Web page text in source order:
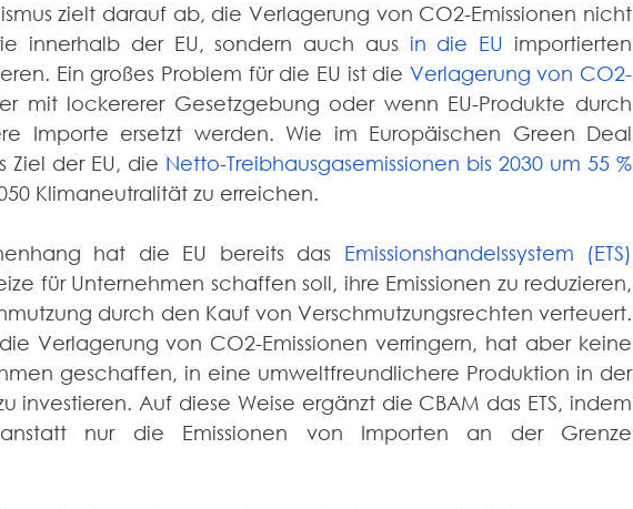
zielt darauf ab, die Verlagerung von CO2-Emissionen nicht
innerhalb der EU, sondern auch aus in die EU importierten
Ein großes Problem für die EU ist die Verlagerung von CO2-
mit lockererer Gesetzgebung oder wenn EU-Produkte durch
Importe ersetzt werden. Wie im Europäischen Green Deal
Ziel der EU, die Netto-Treibhausgasemissionen bis 2030 um 55 %
Klimaneutralität zu erreichen.
hat die EU bereits das Emissionshandelssystem (ETS)
für Unternehmen schaffen soll, ihre Emissionen zu reduzieren,
durch den Kauf von Verschmutzungsrechten verteuert.
die Verlagerung von CO2-Emissionen verringern, hat aber keine
geschaffen, in eine umweltfreundlichere Produktion in der
investieren. Auf diese Weise ergänzt die CBAM das ETS, indem
nur die Emissionen von Importen an der Grenze